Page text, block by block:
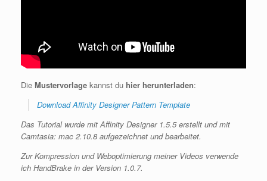
Die Mustervorlage kannst du hier herunterladen:
Download Affinity Designer Pattern Template
Das Tutorial wurde mit Affinity Designer 1.5.5 erstellt und mit
Camtasia: mac 2.10.8 aufgezeichnet und bearbeitet.
Zur Kompression und Weboptimierung meiner Videos verwende
ich HandBrake in der Version 1.0.7.